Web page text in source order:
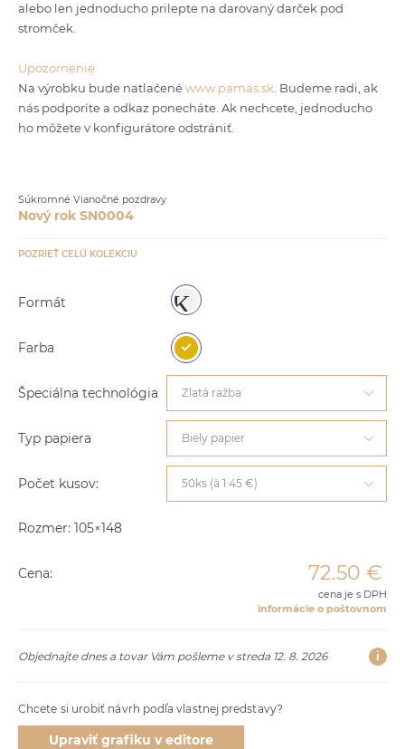
alebo len jednoducho prilepte na darovaný darček pod
stromček.
Upozornenie:
Na výrobku bude natlačenéwww.pamas.sk . Budeme radi, ak
nás podporíte a odkaz ponecháte. Ak nechcete, jednoducho
ho môžete v konfigurátore odstrániť.
Súkromné Vianočné pozdravy
Nový rok SN0004
POZRIEŤ CELÚ KOLEKCIU
Formát
Farba
Špeciálna technológia Zlatá ražba
Typ papiera Biely papier
Počet kusov: 50ks (à 1.45 €)
Rozmer: 105×148
Cena: 72.50 €
cena je s DPH
informácie o poštovnom
Objednajte dnes a tovar Vám pošleme v streda 12. 8. 2026 i
Chcete si urobiť návrh podľa vlastnej predstavy?
Upraviť grafiku v editore